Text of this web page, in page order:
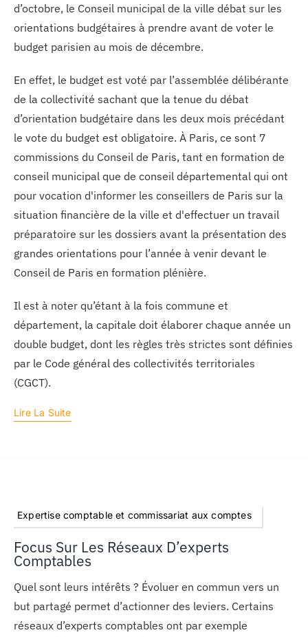
d’octobre, le Conseil municipal de la ville débat sur les
orientations budgétaires à prendre avant de voter le
budget parisien au mois de décembre.
En effet, le budget est voté par l’assemblée délibérante
de la collectivité sachant que la tenue du débat
d’orientation budgétaire dans les deux mois précédant
le vote du budget est obligatoire. À Paris, ce sont 7
commissions du Conseil de Paris, tant en formation de
conseil municipal que de conseil départemental qui ont
pour vocation d'informer les conseillers de Paris sur la
situation financière de la ville et d'effectuer un travail
préparatoire sur les dossiers avant la présentation des
grandes orientations pour l’année à venir devant le
Conseil de Paris en formation plénière.
Il est à noter qu’étant à la fois commune et
département, la capitale doit élaborer chaque année un
double budget, dont les règles très strictes sont définies
par le Code général des collectivités territoriales
(CGCT).
Lire La Suite
Expertise comptable et commissariat aux comptes
Focus Sur Les Réseaux D’experts
Comptables
Quel sont leurs intérêts ? Évoluer en commun vers un
but partagé permet d’actionner des leviers. Certains
réseaux d’experts comptables ont par exemple